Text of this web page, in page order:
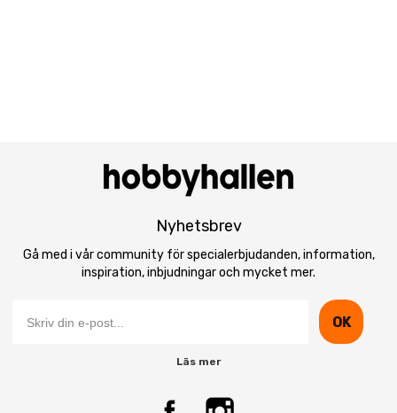
Nyhetsbrev
Gå med i vår community för specialerbjudanden, information,
inspiration, inbjudningar och mycket mer.
OK
Läs mer